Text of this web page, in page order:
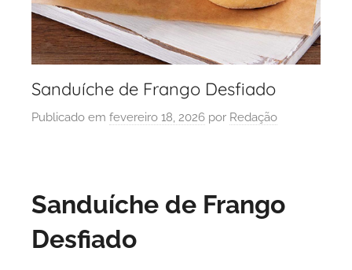
Sanduíche de Frango Desfiado
Publicado em fevereiro 18, 2026 por Redação
Sanduíche de Frango
Desfiado